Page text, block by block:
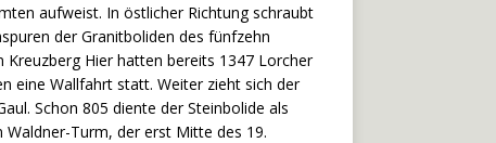
aufweist. In östlicher Richtung schraubt
der Granitboliden des fünfzehn
Hier hatten bereits 1347 Lorcher
eine Wallfahrt statt. Weiter zieht sich der
Schon 805 diente der Steinbolide als
Turm, der erst Mitte des 19.